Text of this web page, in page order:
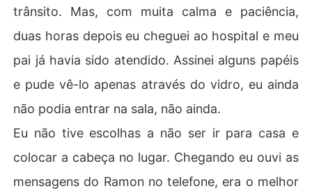
trânsito. Mas, com muita calma e paciência,
duas horas depois eu cheguei ao hospital e meu
pai já havia sido atendido. Assinei alguns papéis
e pude vê-lo apenas através do vidro, eu ainda
não podia entrar na sala, não ainda.
Eu não tive escolhas a não ser ir para casa e
colocar a cabeça no lugar. Chegando eu ouvi as
mensagens do Ramon no telefone, era o melhor